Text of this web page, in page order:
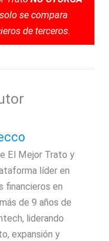
se compara
de terceros.
El Mejor Trato y
líder en
financieros en
de 9 años de
liderando
expansión y